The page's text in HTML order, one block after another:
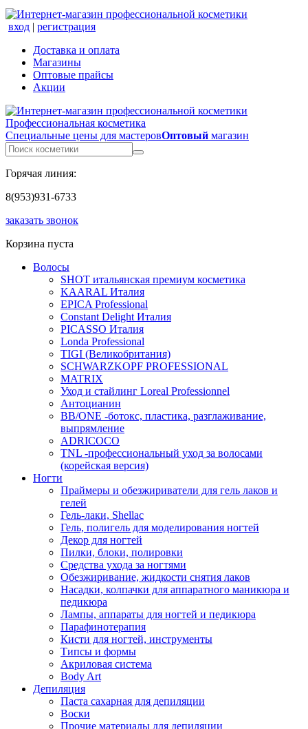
вход | регистрация
Доставка и оплата
Магазины
Оптовые прайсы
Акции
Профессиональная косметика
Специальные цены для мастеровОптовый магазин
Горячая линия:
8(953)931-6733
заказать звонок
Корзина пуста
Волосы
SHOT итальянская премиум косметика
KAARAL Италия
EPICA Professional
Constant Delight Италия
PICASSO Италия
Londa Professional
TIGI (Великобритания)
SCHWARZKOPF PROFESSIONAL
MATRIX
Уход и стайлинг Loreal Professionnel
Антоцианин
BB/ONE -ботокс, пластика, разглаживание,
выпрямление
ADRICOCO
TNL -профессиональный уход за волосами
(корейская версия)
Ногти
Праймеры и обезжириватели для гель лаков и
гелей
Гель-лаки, Shellac
Гель, полигель для моделирования ногтей
Декор для ногтей
Пилки, блоки, полировки
Средства ухода за ногтями
Обезжиривание, жидкости снятия лаков
Насадки, колпачки для аппаратного маникюра и
педикюра
Лампы, аппараты для ногтей и педикюра
Парафинотерапия
Кисти для ногтей, инструменты
Типсы и формы
Акриловая система
Body Art
Депиляция
Паста сахарная для депиляции
Воски
Прочие материалы для депиляции